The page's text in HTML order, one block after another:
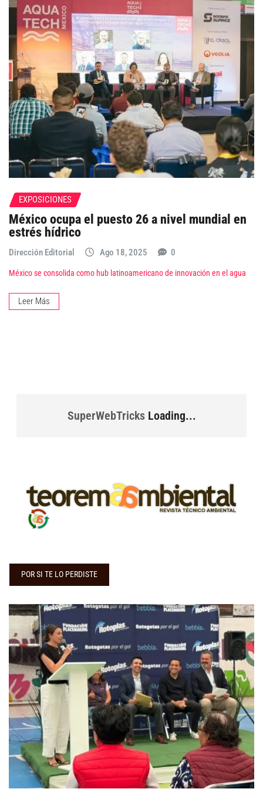
EXPOSICIONES
México ocupa el puesto 26 a nivel mundial en
estrés hídrico
Dirección Editorial Ago 18, 2025 0
México se consolida como hub latinoamericano de innovación en el agua
Leer Más
SuperWebTricksLoading...
POR SI TE LO PERDISTE